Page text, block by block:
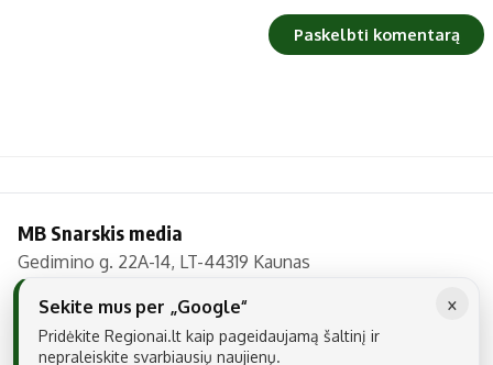
MB Snarskis media
Gedimino g. 22A-14, LT-44319 Kaunas
Tel.: +370 606 17737
El. paštas: info@regionai.lt ×
Sekite mus per „Google“
Pridėkite Regionai.lt kaip pageidaujamą šaltinį ir
nepraleiskite svarbiausių naujienų.